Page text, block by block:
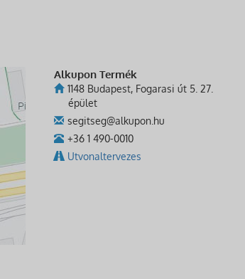
Alkupon Termék
1148 Budapest, Fogarasi út 5. 27.
épület
segitseg@alkupon.hu
+36 1 490-0010
Utvonaltervezes